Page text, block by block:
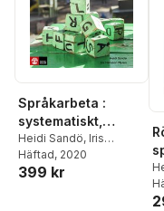
Språkarbeta :
systematiskt,
lekfullt och
utforskande
Heidi Sandö, Iris
Hansson Myran
Häftad, 2020
399 kr
r